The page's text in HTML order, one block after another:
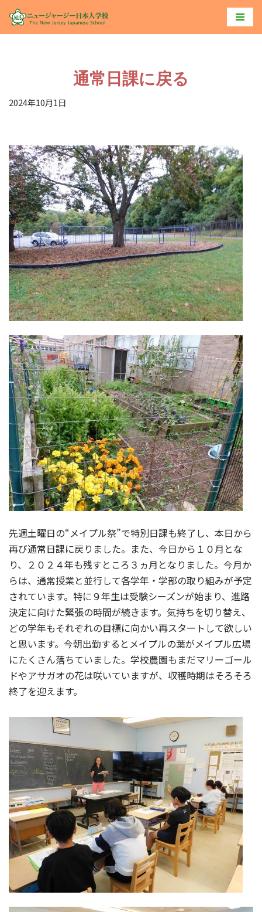
コ
キ
ッ
プ
通常日課に戻る
2024年10月1日
先週土曜日の“メイプル祭”で特別日課も終了し、本日から
再び通常日課に戻りました。また、今日から１０月とな
り、２０２４年も残すところ３ヵ月となりました。今月か
らは、通常授業と並行して各学年・学部の取り組みが予定
されています。特に９年生は受験シーズンが始まり、進路
決定に向けた緊張の時間が続きます。気持ちを切り替え、
どの学年もそれぞれの目標に向かい再スタートして欲しい
と思います。今朝出勤するとメイプルの葉がメイプル広場
にたくさん落ちていました。学校農園もまだマリーゴール
ドやアサガオの花は咲いていますが、収穫時期はそろそろ
終了を迎えます。